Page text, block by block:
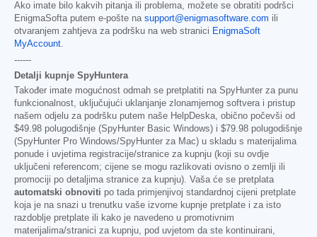
Ako imate bilo kakvih pitanja ili problema, možete se obratiti podršci
EnigmaSofta putem e-pošte na support@enigmasoftware.com ili
otvaranjem zahtjeva za podršku na web stranici EnigmaSoft
MyAccount.
------
Detalji kupnje SpyHuntera
Također imate mogućnost odmah se pretplatiti na SpyHunter za punu
funkcionalnost, uključujući uklanjanje zlonamjernog softvera i pristup
našem odjelu za podršku putem naše HelpDeska, obično počevši od
$49.98 polugodišnje (SpyHunter Basic Windows) i $79.98 polugodišnje
(SpyHunter Pro Windows/SpyHunter za Mac) u skladu s materijalima
ponude i uvjetima registracije/stranice za kupnju (koji su ovdje
uključeni referencom; cijene se mogu razlikovati ovisno o zemlji ili
promociji po detaljima stranice za kupnju). Vaša će se pretplata
automatski obnoviti po tada primjenjivoj standardnoj cijeni pretplate
koja je na snazi u trenutku vaše izvorne kupnje pretplate i za isto
razdoblje pretplate ili kako je navedeno u promotivnim
materijalima/stranici za kupnju, pod uvjetom da ste kontinuirani,